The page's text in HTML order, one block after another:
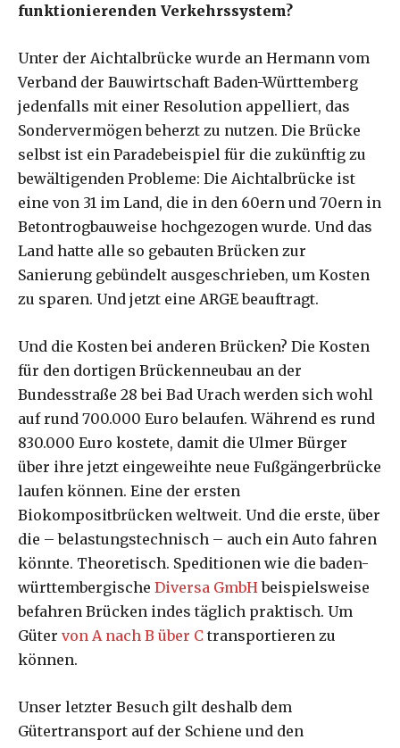
funktionierenden Verkehrssystem?
Unter der Aichtalbrücke wurde an Hermann vom
Verband der Bauwirtschaft Baden-Württemberg
jedenfalls mit einer Resolution appelliert, das
Sondervermögen beherzt zu nutzen. Die Brücke
selbst ist ein Paradebeispiel für die zukünftig zu
bewältigenden Probleme: Die Aichtalbrücke ist
eine von 31 im Land, die in den 60ern und 70ern in
Betontrogbauweise hochgezogen wurde. Und das
Land hatte alle so gebauten Brücken zur
Sanierung gebündelt ausgeschrieben, um Kosten
zu sparen. Und jetzt eine ARGE beauftragt.
Und die Kosten bei anderen Brücken? Die Kosten
für den dortigen Brückenneubau an der
Bundesstraße 28 bei Bad Urach werden sich wohl
auf rund 700.000 Euro belaufen. Während es rund
830.000 Euro kostete, damit die Ulmer Bürger
über ihre jetzt eingeweihte neue Fußgängerbrücke
laufen können. Eine der ersten
Biokompositbrücken weltweit. Und die erste, über
die – belastungstechnisch – auch ein Auto fahren
könnte. Theoretisch. Speditionen wie die baden-
württembergische Diversa GmbHbeispielsweise
befahren Brücken indes täglich praktisch. Um
Güter von A nach B über C transportieren zu
können.
Unser letzter Besuch gilt deshalb dem
Gütertransport auf der Schiene und den